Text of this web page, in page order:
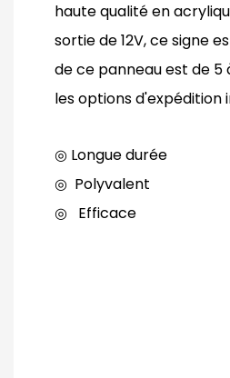
haute qualité en
sortie de 12V, ce signe
de ce panneau est de
les options d'expédition
◎ Longue durée
◎ Polyvalent
◎
Efficace